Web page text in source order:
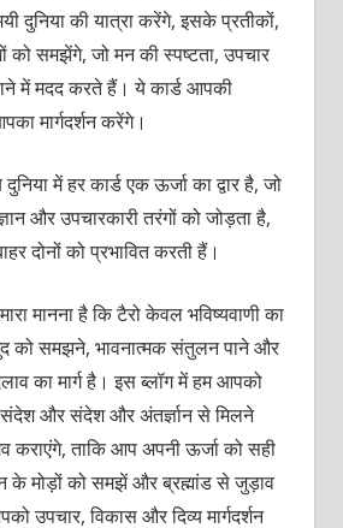
दुनिया की यात्रा करेंगे, इसके प्रतीकों,
को समझेंगे, जो मन की स्पष्टता, उपचार
में मदद करते हैं। ये कार्ड आपकी
मार्गदर्शन करेंगे।
में हर कार्ड एक ऊर्जा का द्वार है, जो
और उपचारकारी तरंगों को जोड़ता है,
दोनों को प्रभावित करती हैं।
मानना है कि टैरो केवल भविष्यवाणी का
को समझने, भावनात्मक संतुलन पाने और
का मार्ग है। इस ब्लॉग में हम आपको
और संदेश और अंतर्ज्ञान से मिलने
कराएंगे, ताकि आप अपनी ऊर्जा को सही
के मोड़ों को समझें और ब्रह्मांड से जुड़ाव
उपचार, विकास और दिव्य मार्गदर्शन